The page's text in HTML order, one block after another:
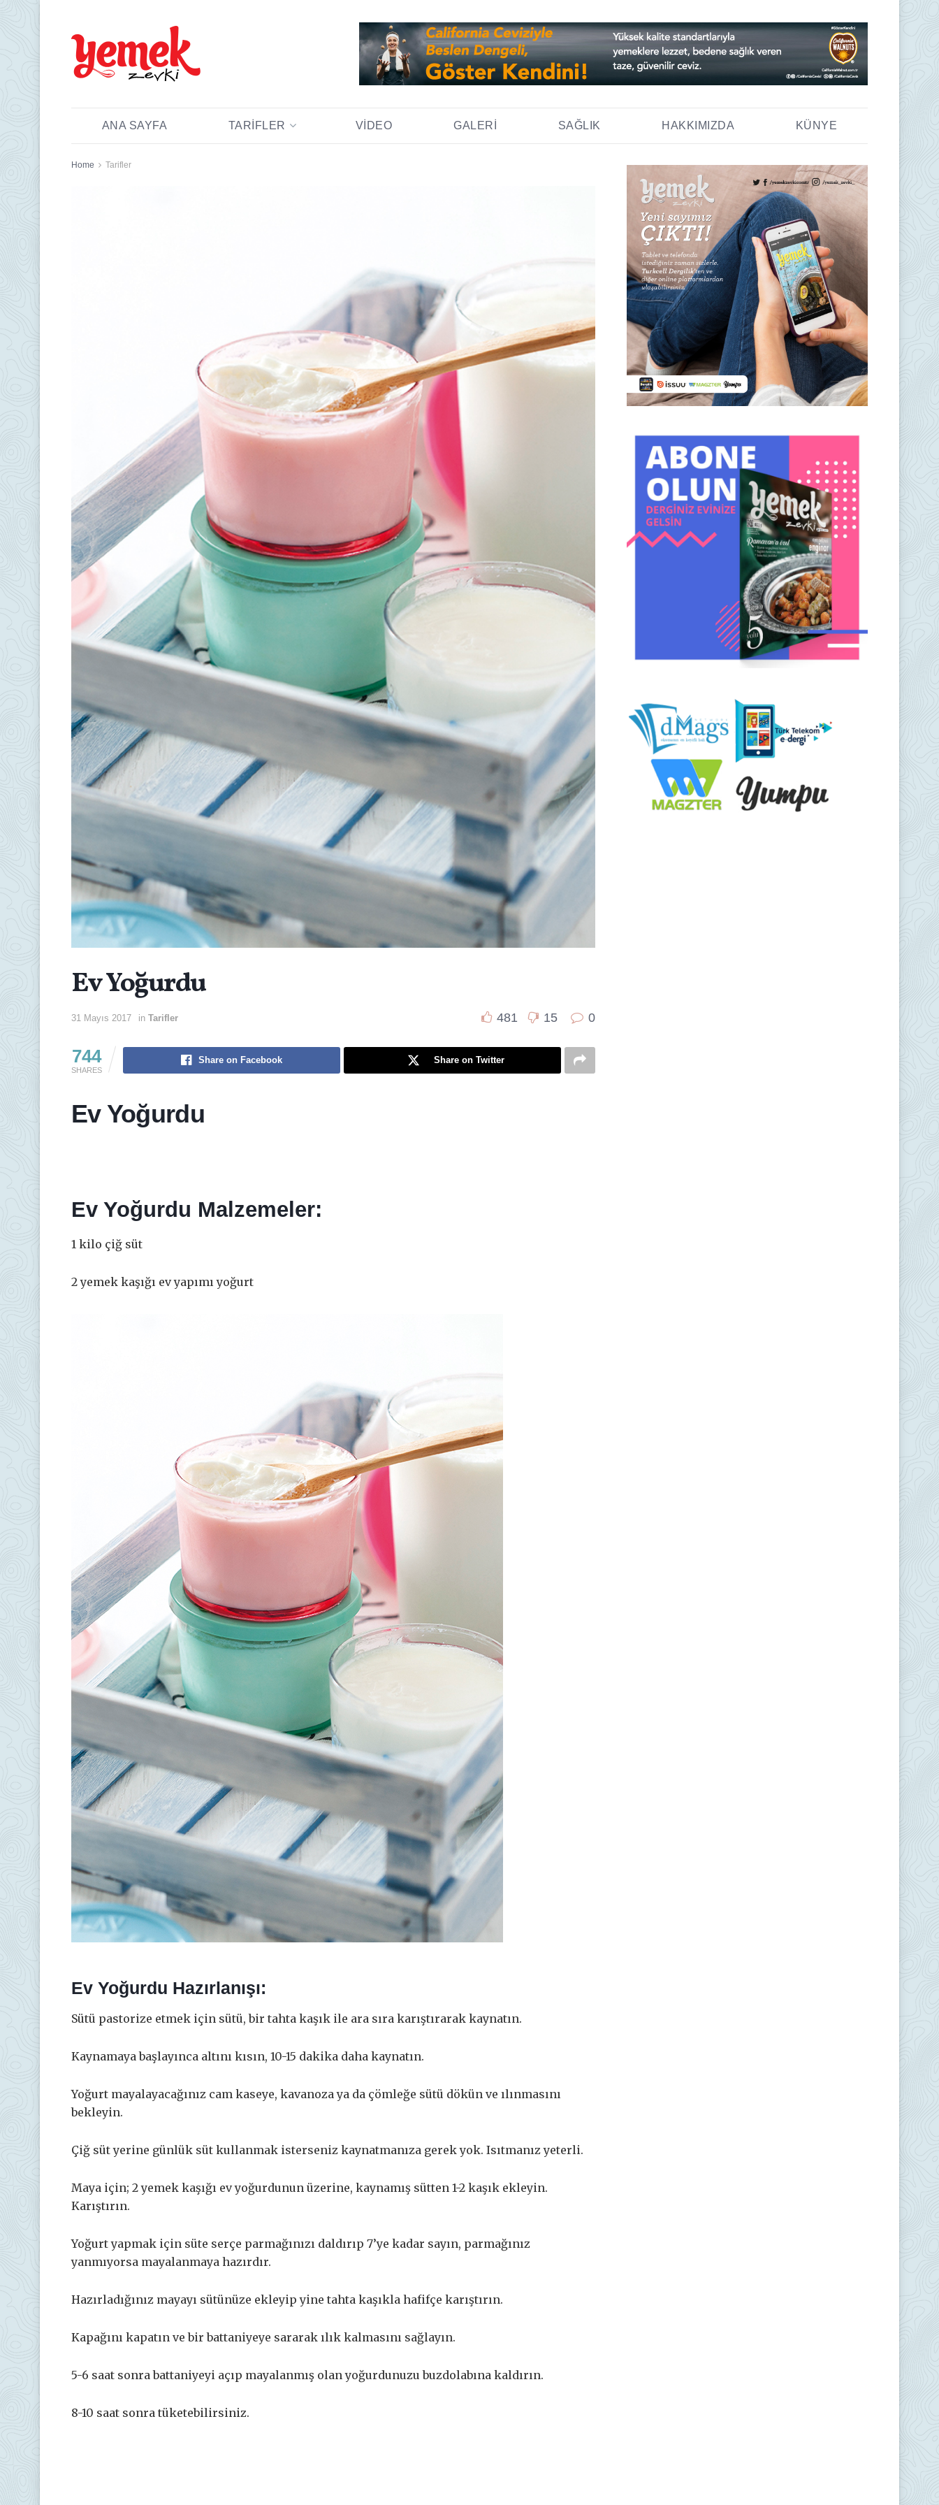
ANA SAYFA TARIFLER VIDEO GALERI SAĞLIK HAKKIMIZDA KÜNYE
Home Tarifler
Ev Yoğurdu
31 Mayıs 2017 in Tarifler 481 15 0
744
SHARES
Share on Facebook Share on Twitter
Ev Yoğurdu
Ev Yoğurdu Malzemeler:
1 kilo çiğ süt
2 yemek kaşığı ev yapımı yoğurt
Ev Yoğurdu Hazırlanışı:
Sütü pastorize etmek için sütü, bir tahta kaşık ile ara sıra karıştırarak kaynatın.
Kaynamaya başlayınca altını kısın, 10-15 dakika daha kaynatın.
Yoğurt mayalayacağınız cam kaseye, kavanoza ya da çömleğe sütü dökün ve ılınmasını
bekleyin.
Çiğ süt yerine günlük süt kullanmak isterseniz kaynatmanıza gerek yok. Isıtmanız yeterli.
Maya için; 2 yemek kaşığı ev yoğurdunun üzerine, kaynamış sütten 1-2 kaşık ekleyin.
Karıştırın.
Yoğurt yapmak için süte serçe parmağınızı daldırıp 7’ye kadar sayın, parmağınız
yanmıyorsa mayalanmaya hazırdır.
Hazırladığınız mayayı sütünüze ekleyip yine tahta kaşıkla hafifçe karıştırın.
Kapağını kapatın ve bir battaniyeye sararak ılık kalmasını sağlayın.
5-6 saat sonra battaniyeyi açıp mayalanmış olan yoğurdunuzu buzdolabına kaldırın.
8-10 saat sonra tüketebilirsiniz.